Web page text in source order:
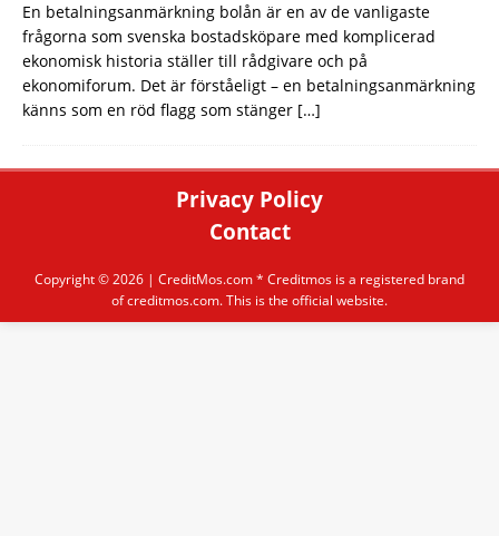
En betalningsanmärkning bolån är en av de vanligaste
frågorna som svenska bostadsköpare med komplicerad
ekonomisk historia ställer till rådgivare och på
ekonomiforum. Det är förståeligt – en betalningsanmärkning
känns som en röd flagg som stänger […]
Privacy Policy
Contact
Copyright © 2026 | CreditMos.com* Creditmos is a registered brand
of creditmos.com. This is the official website.